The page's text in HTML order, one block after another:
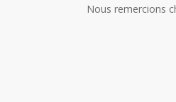
Nous remercions